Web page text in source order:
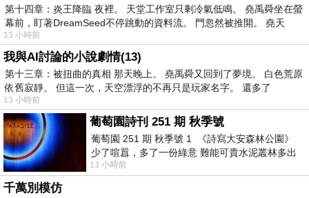
第十四章：炎王降臨 夜裡。 天堂工作室只剩冷氣低鳴。 堯禹舜坐在螢
幕前，盯著DreamSeed不停跳動的資料流。 門忽然被推開。 堯天
13 小時前
我與AI討論的小說劇情(13)
第十三章：被扭曲的真相 那天晚上。 堯禹舜又回到了夢境。 白色荒原
依舊寂靜。 但這一次，天空漂浮的不再只是玩家名字。 還多了
13 小時前
葡萄園詩刊 251 期 秋季號
葡萄園 251 期 秋季號 1 《詩寫大安森林公園》
少了喧囂，多了一份綠意 難能可貴水泥叢林多出
一
13 小時前
千萬別模仿